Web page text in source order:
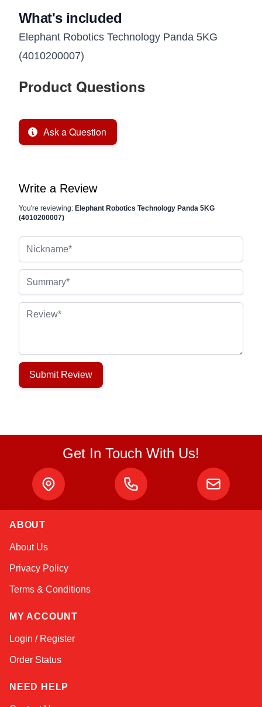
What's included
Elephant Robotics Technology Panda 5KG
(4010200007)
Product Questions
Ask a Question
Write a Review
You're reviewing: Elephant Robotics Technology Panda 5KG
(4010200007)
Review
Submit Review
Get In Touch With Us!
ABOUT
About Us
Privacy Policy
Terms & Conditions
MY ACCOUNT
Login / Register
Order Status
NEED HELP